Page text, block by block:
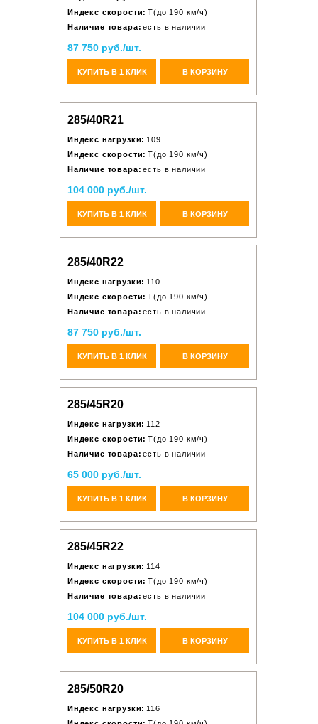
Индекс скорости: T(до 190 км/ч)
Наличие товара: есть в наличии
87 750 руб./шт.
КУПИТЬ В 1 КЛИК В КОРЗИНУ
285/40R21
Индекс нагрузки: 109
Индекс скорости: T(до 190 км/ч)
Наличие товара: есть в наличии
104 000 руб./шт.
КУПИТЬ В 1 КЛИК В КОРЗИНУ
285/40R22
Индекс нагрузки: 110
Индекс скорости: T(до 190 км/ч)
Наличие товара: есть в наличии
87 750 руб./шт.
КУПИТЬ В 1 КЛИК В КОРЗИНУ
285/45R20
Индекс нагрузки: 112
Индекс скорости: T(до 190 км/ч)
Наличие товара: есть в наличии
65 000 руб./шт.
КУПИТЬ В 1 КЛИК В КОРЗИНУ
285/45R22
Индекс нагрузки: 114
Индекс скорости: T(до 190 км/ч)
Наличие товара: есть в наличии
104 000 руб./шт.
КУПИТЬ В 1 КЛИК В КОРЗИНУ
285/50R20
Индекс нагрузки: 116